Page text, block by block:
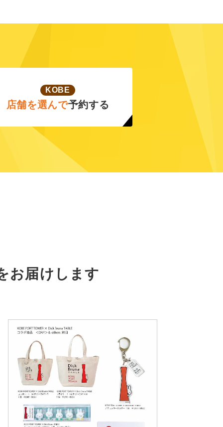
KOBE
店舗を選んで予約する
お届けします